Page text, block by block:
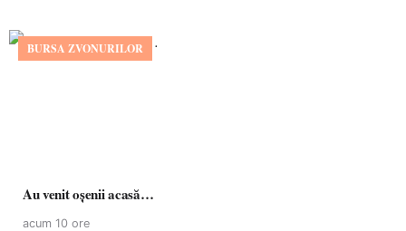
BURSA ZVONURILOR
Au venit oșenii acasă…
acum 10 ore